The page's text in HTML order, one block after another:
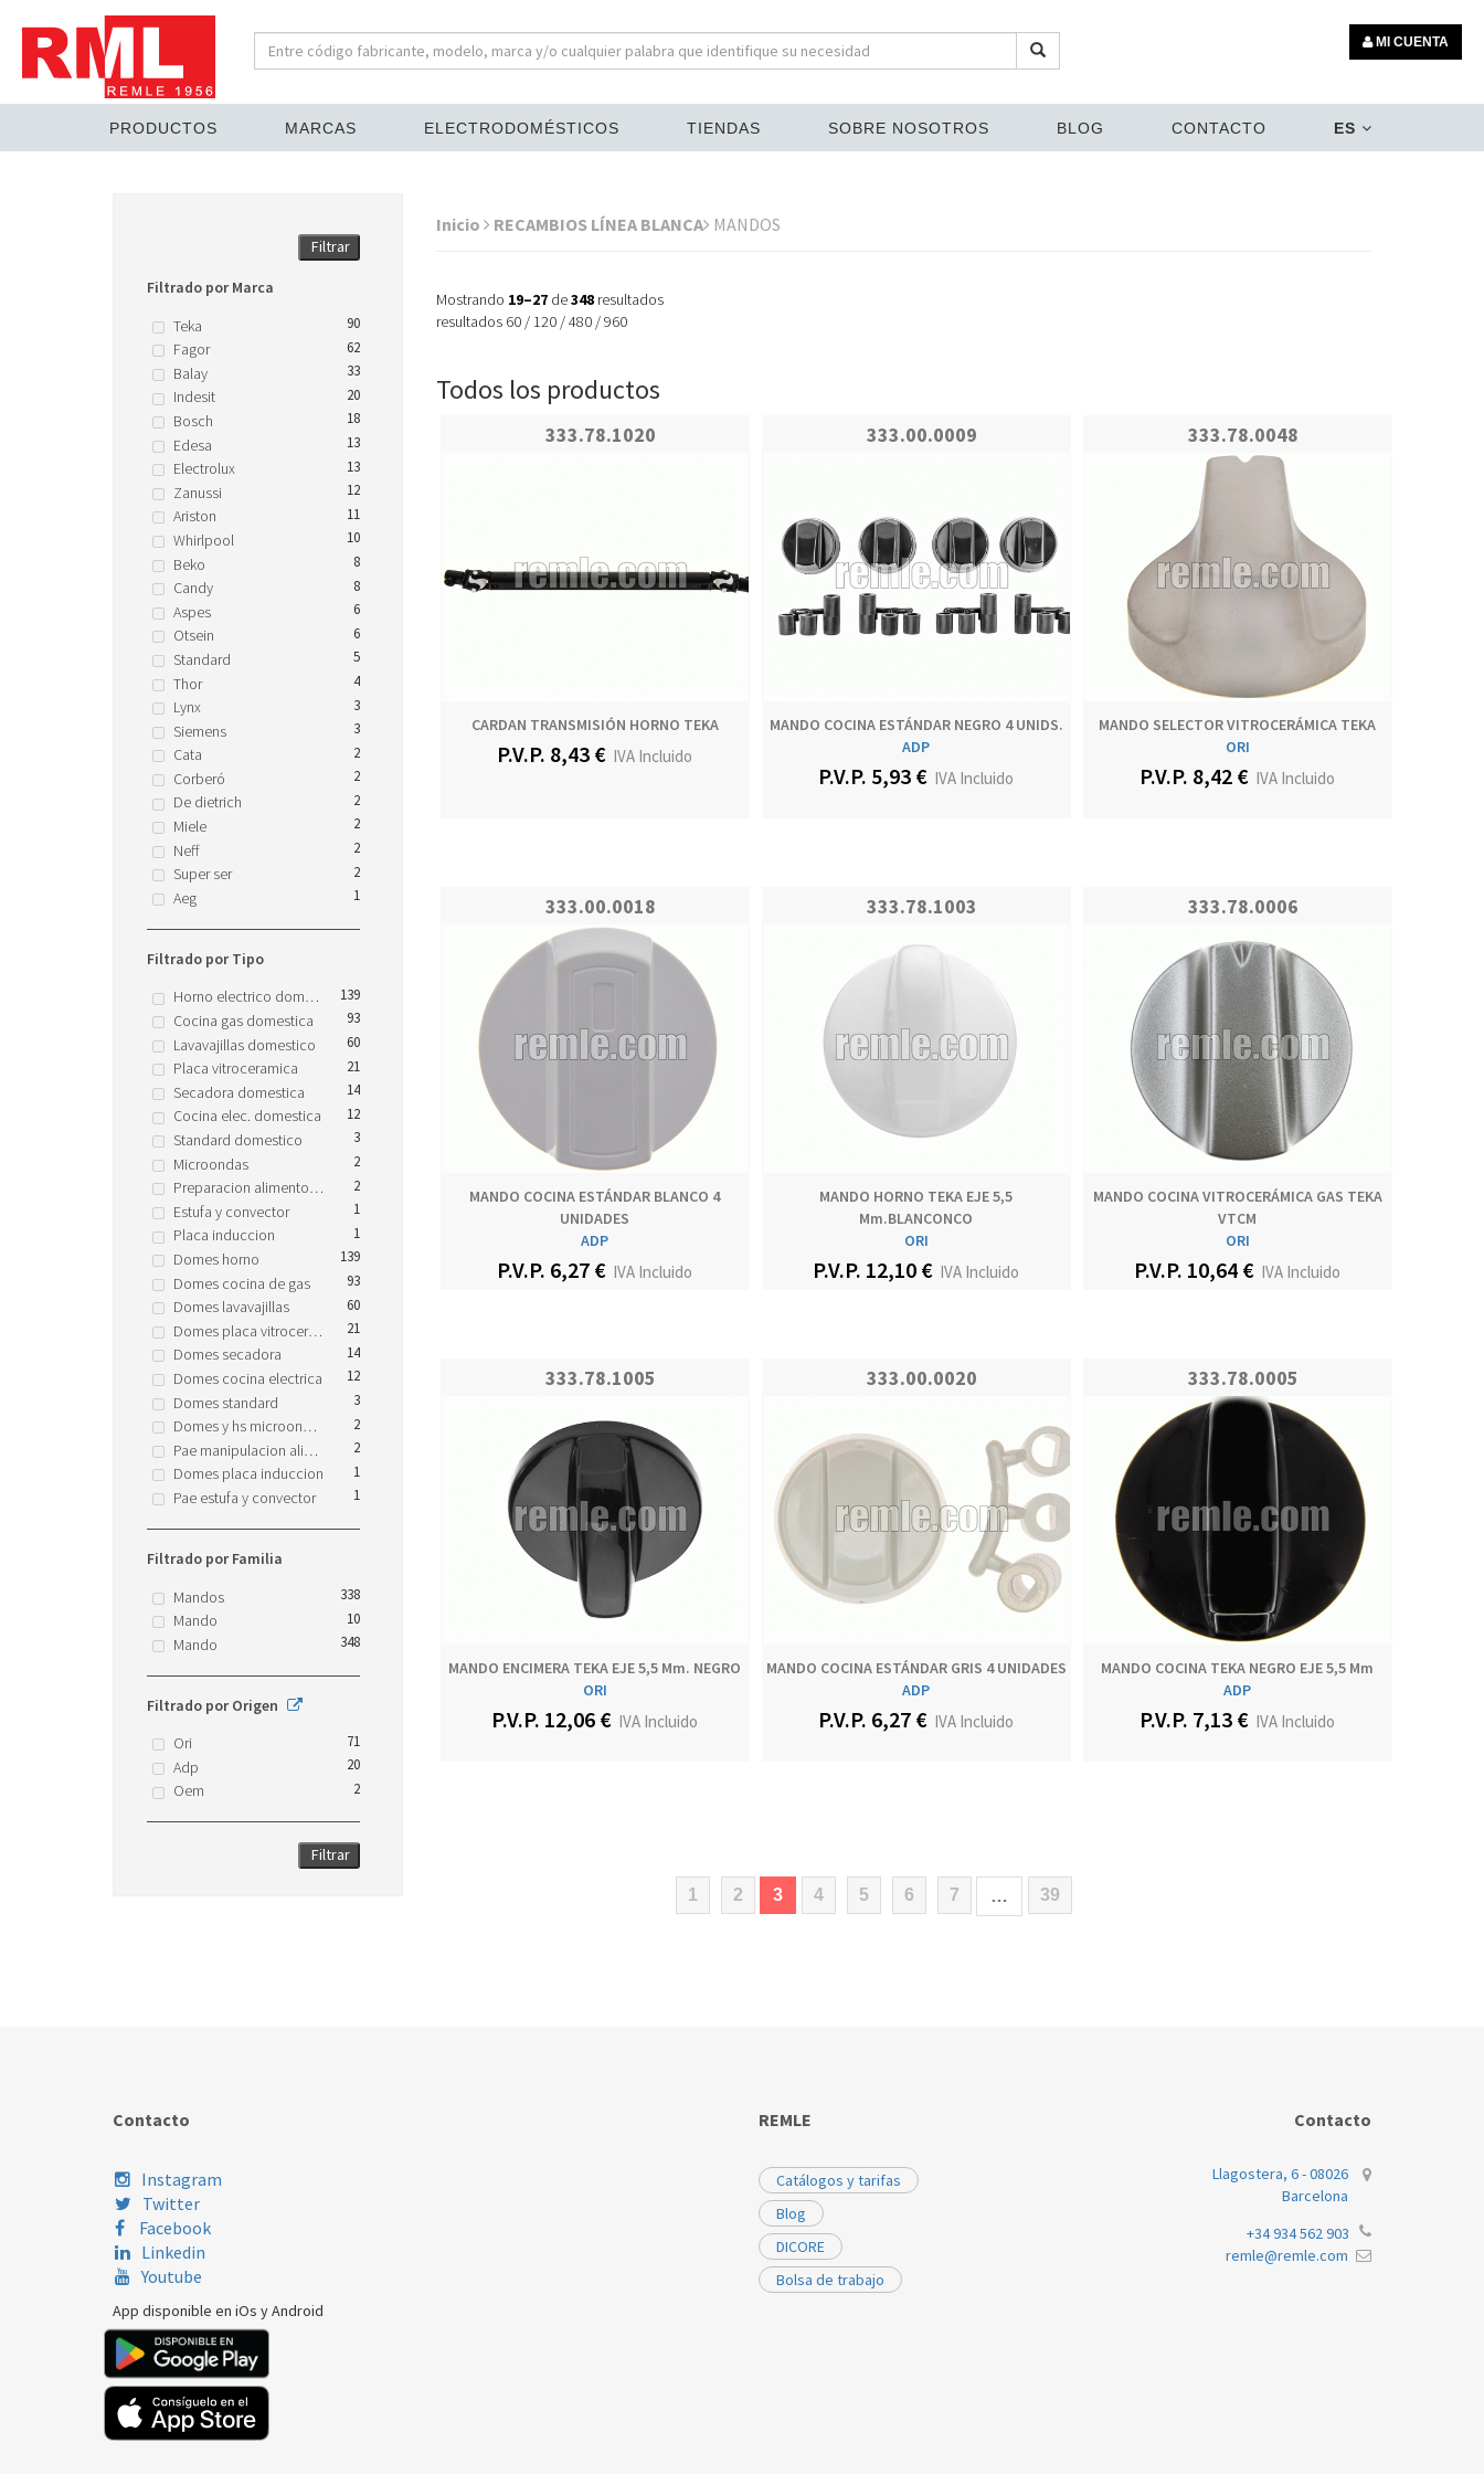
MI CUENTA
PRODUCTOS MARCAS ELECTRODOMÉSTICOS TIENDAS SOBRE NOSOTROS BLOG CONTACTO ES
Filtrar
Filtrado por Marca
Teka
90
Fagor 62
Balay 33
Indesit 20
Bosch 18
Edesa 13
Electrolux 13
Zanussi 12
Ariston 11
Whirlpool 10
Beko 8
Candy 8
Aspes 6
Otsein 6
Standard 5
Thor 4
Lynx 3
Siemens 3
Cata 2
Corberó 2
De dietrich 2
Miele 2
Neff 2
Super ser 2
Aeg 1
Filtrado por Tipo
Horno electrico domestico
139
Cocina gas domestica 93
Lavavajillas domestico 60
Placa vitroceramica 21
Secadora domestica 14
Cocina elec. domestica 12
Standard domestico 3
Microondas 2
Preparacion alimentos domestico 2
Estufa y convector 1
Placa induccion 1
Domes horno 139
Domes cocina de gas 93
Domes lavavajillas 60
Domes placa vitroceramica 21
Domes secadora 14
Domes cocina electrica 12
Domes standard 3
Domes y hs microondas 2
Pae manipulacion alimentos 2
Domes placa induccion 1
Pae estufa y convector 1
Filtrado por Familia
Mandos
338
Mando 10
Mando 348
Filtrado por Origen
Ori
71
Adp 20
Oem 2
Filtrar
Inicio RECAMBIOS LÍNEA BLANCA MANDOS
Mostrando 19–27de348resultados
resultados 60/ 120/480/960
Todos los productos
333.78.1020
CARDAN TRANSMISIÓN HORNO TEKA
P.V.P. 8,43 € IVA Incluido
333.00.0009
MANDO COCINA ESTÁNDAR NEGRO 4 UNIDS.
ADP
P.V.P. 5,93 € IVA Incluido
333.78.0048
MANDO SELECTOR VITROCERÁMICA TEKA
ORI
P.V.P. 8,42 € IVA Incluido
333.00.0018
MANDO COCINA ESTÁNDAR BLANCO 4
UNIDADES
ADP
P.V.P. 6,27 € IVA Incluido
333.78.1003
MANDO HORNO TEKA EJE 5,5
Mm.BLANCONCO
ORI
P.V.P. 12,10 € IVA Incluido
333.78.0006
MANDO COCINA VITROCERÁMICA GAS TEKA
VTCM
ORI
P.V.P. 10,64 € IVA Incluido
333.78.1005
MANDO ENCIMERA TEKA EJE 5,5 Mm. NEGRO
ORI
P.V.P. 12,06 € IVA Incluido
333.00.0020
MANDO COCINA ESTÁNDAR GRIS 4 UNIDADES
ADP
P.V.P. 6,27 € IVA Incluido
333.78.0005
MANDO COCINA TEKA NEGRO EJE 5,5 Mm
ADP
P.V.P. 7,13 € IVA Incluido
1 2 3(current)
4 5 6 7 … 39
Contacto
Instagram
Twitter
Facebook
Linkedin
Youtube
App disponible en iOs y Android
REMLE
Catálogos y tarifas
Blog
DICORE
Bolsa de trabajo
Contacto
Llagostera, 6 - 08026
Barcelona
+34 934 562 903
remle@remle.com